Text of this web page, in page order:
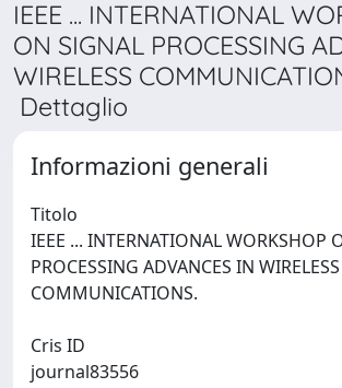
IEEE ... INTERNATIONAL
ON SIGNAL PROCESSING
WIRELESS
Dettaglio
Informazioni generali
Titolo
IEEE ... INTERNATIONAL WORKSHOP
PROCESSING ADVANCES IN WIRELESS
Cris ID